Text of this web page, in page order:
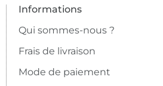
Informations
Qui sommes-nous ?
Frais de livraison
Mode de paiement